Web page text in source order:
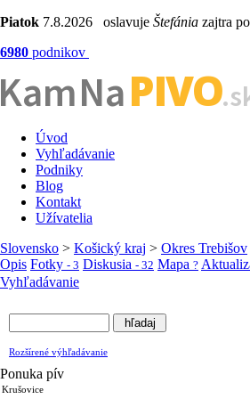
Piatok 7.8.2026 oslavuje Štefánia zajtra
6980 podnikov
NaPIVO
Úvod
Vyhľadávanie
Podniky
Blog
Kontakt
Užívatelia
Slovensko > Košický kraj > Okres Trebišov
Opis Fotky - 3 Diskusia - 32 Mapa ?
Vyhľadávanie
Rozšírené výhľadávanie
Ponuka pív
Krušovice